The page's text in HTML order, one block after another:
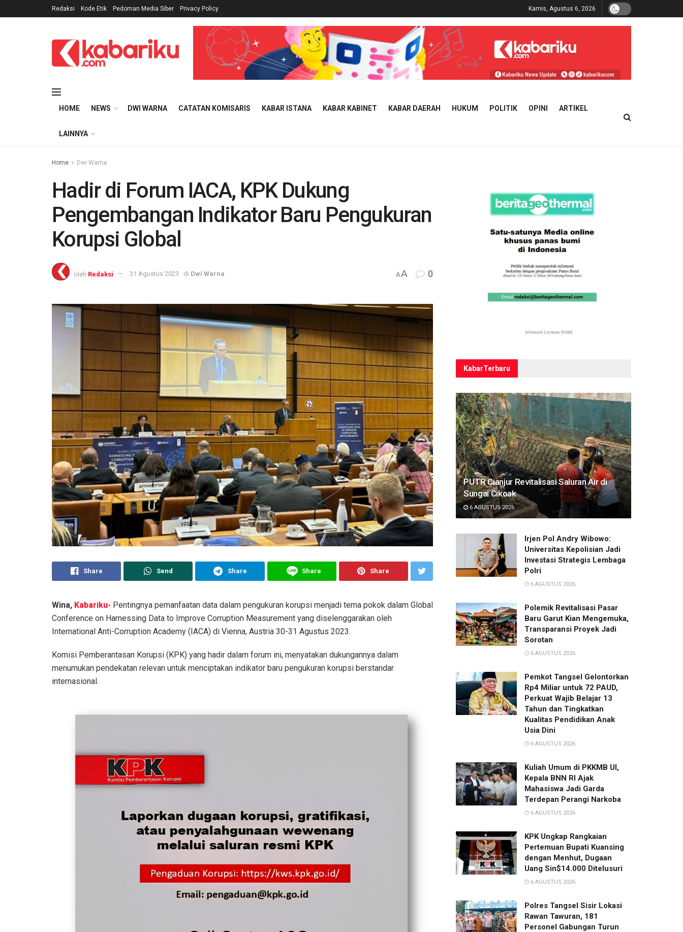
Redaksi Kode Etik Pedoman Media Siber Privacy Policy Kamis, Agustus 6, 2026
HOME NEWS DWI WARNA CATATAN KOMISARIS KABAR ISTANA KABAR KABINET KABAR DAERAH HUKUM POLITIK OPINI ARTIKEL
LAINNYA
Home Dwi Warna
Hadir di Forum IACA, KPK Dukung
Pengembangan Indikator Baru Pengukuran
Korupsi Global
oleh Redaksi 31 Agustus 2023 di Dwi Warna AA 0
Share Send Share Share Share
Wina, Kabariku- Pentingnya pemanfaatan data dalam pengukuran korupsi menjadi tema pokok dalam Global
Conference on Harnessing Data to Improve Corruption Measurement yang diselenggarakan oleh
International Anti-Corruption Academy (IACA) di Vienna, Austria 30-31 Agustus 2023.
Komisi Pemberantasan Korupsi (KPK) yang hadir dalam forum ini, menyatakan dukungannya dalam
menumukan pendekatan relevan untuk menciptakan indikator baru pengukuran korupsi berstandar
internasional.
KabarTerbaru
PUTR Cianjur Revitalisasi Saluran Air di
Sungai Cikoak
6 AGUSTUS 2026
Irjen Pol Andry Wibowo:
Universitas Kepolisian Jadi
Investasi Strategis Lembaga
Polri
6 AGUSTUS 2026
Polemik Revitalisasi Pasar
Baru Garut Kian Mengemuka,
Transparansi Proyek Jadi
Sorotan
6 AGUSTUS 2026
Pemkot Tangsel Gelontorkan
Rp4 Miliar untuk 72 PAUD,
Perkuat Wajib Belajar 13
Tahun dan Tingkatkan
Kualitas Pendidikan Anak
Usia Dini
6 AGUSTUS 2026
Kuliah Umum di PKKMB UI,
Kepala BNN RI Ajak
Mahasiswa Jadi Garda
Terdepan Perangi Narkoba
6 AGUSTUS 2026
KPK Ungkap Rangkaian
Pertemuan Bupati Kuansing
dengan Menhut, Dugaan
Uang Sin$14.000 Ditelusuri
6 AGUSTUS 2026
Polres Tangsel Sisir Lokasi
Rawan Tawuran, 181
Personel Gabungan Turun